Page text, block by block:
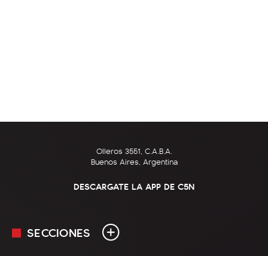
Olleros 3551, C.A.B.A.
Buenos Aires, Argentina
DESCARGATE LA APP DE C5N
SECCIONES